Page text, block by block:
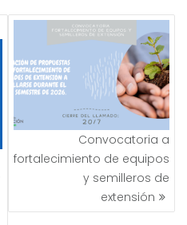
Convocatoria a
fortalecimiento de equipos
y semilleros de
extensión